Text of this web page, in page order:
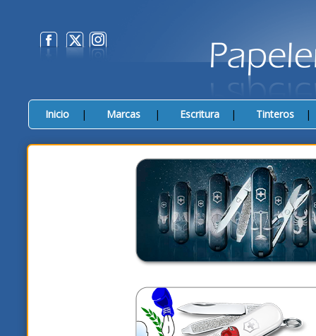
Inicio | Marcas | Escritura | Tinteros